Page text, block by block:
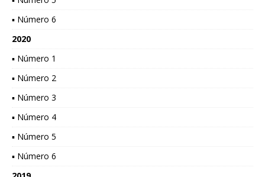
▪ Número 6
2020
▪ Número 1
▪ Número 2
▪ Número 3
▪ Número 4
▪ Número 5
▪ Número 6